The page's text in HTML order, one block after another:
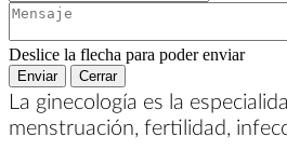
Deslice la flecha para poder enviar
Enviar Cerrar
La ginecología es la
menstruación, fertilidad,